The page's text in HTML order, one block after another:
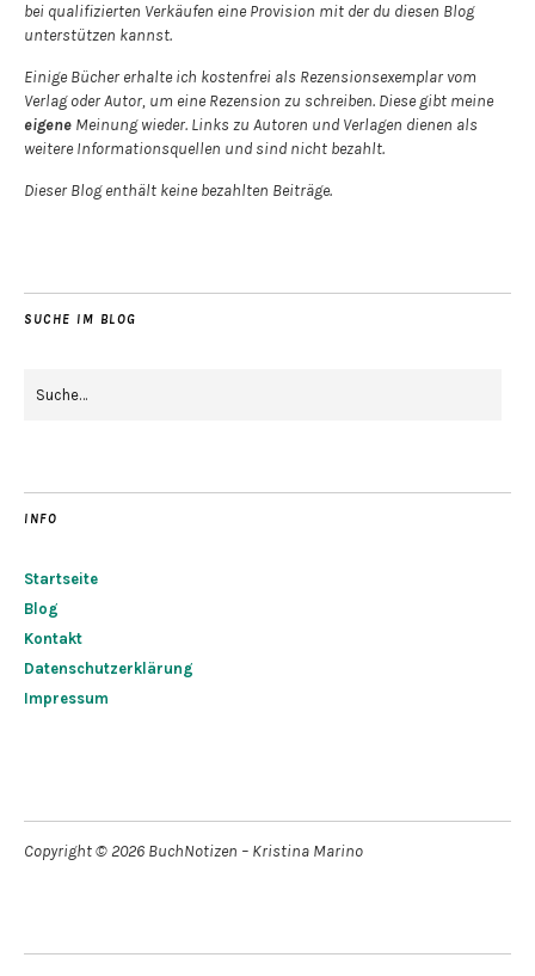
bei qualifizierten Verkäufen eine Provision mit der du diesen Blog
unterstützen kannst.
Einige Bücher erhalte ich kostenfrei als Rezensionsexemplar vom
Verlag oder Autor, um eine Rezension zu schreiben. Diese gibt meine
eigene Meinung wieder. Links zu Autoren und Verlagen dienen als
weitere Informationsquellen und sind nicht bezahlt.
Dieser Blog enthält keine bezahlten Beiträge.
SUCHE IM BLOG
INFO
Startseite
Blog
Kontakt
Datenschutzerklärung
Impressum
Copyright © 2026 BuchNotizen – Kristina Marino